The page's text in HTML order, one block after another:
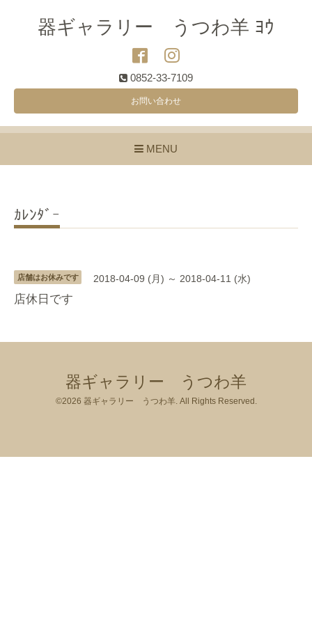
器ギャラリー うつわ羊 ﾖｳ
0852-33-7109
お問い合わせ
MENU
ｶﾚﾝﾀﾞｰ
店舗はお休みです 2018-04-09 (月) ～ 2018-04-11 (水)
店休日です
器ギャラリー うつわ羊
©2026 器ギャラリー うつわ羊. All Rights Reserved.